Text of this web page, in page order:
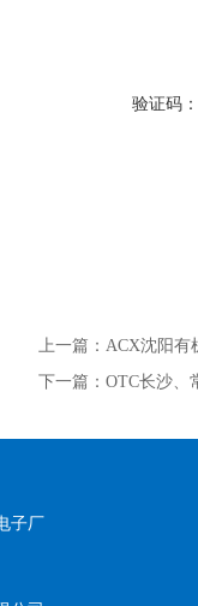
验证码：
上一篇： ACX沈阳有
下一篇： OTC长沙、
子厂